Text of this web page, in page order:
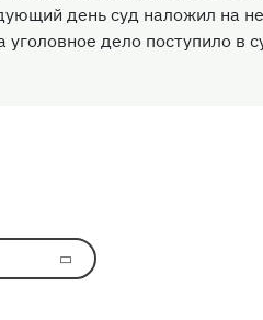
день суд наложил на
дело поступило в